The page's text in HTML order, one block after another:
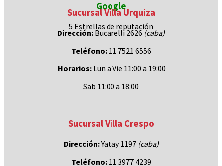
Google
5 Estrellas de reputación
Sucursal Villa Urquiza
Dirección:Bucarelli 2626(caba)
Teléfono:11 7521 6556
Horarios: Lun a Vie 11:00 a 19:00
Sab 11:00 a 18:00
Sucursal Villa Crespo
Dirección:Yatay 1197 (caba)
Teléfono:11 3977 4239